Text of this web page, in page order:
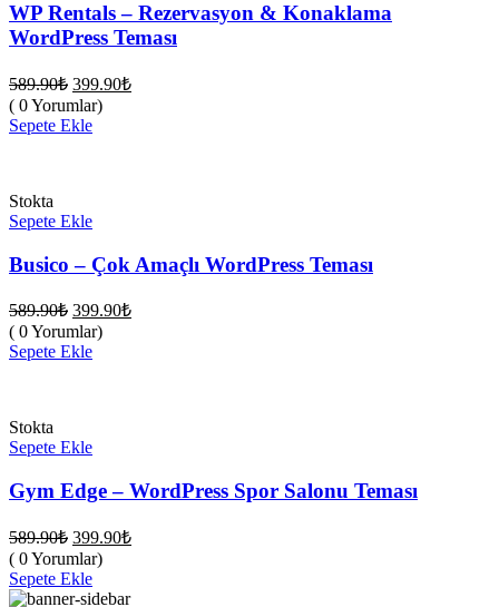
WP Rentals – Rezervasyon & Konaklama
WordPress Teması
589.90₺ Orijinal
fiyat:
589.90₺.
399.90₺Şu
( 0 Yorumlar)
Sepete Ekle
Stokta
Sepete Ekle
Busico – Çok Amaçlı WordPress Teması
589.90₺ Orijinal
fiyat:
589.90₺.
399.90₺Şu
( 0 Yorumlar)
Sepete Ekle
Stokta
Sepete Ekle
Gym Edge – WordPress Spor Salonu Teması
589.90₺ Orijinal
fiyat:
589.90₺.
399.90₺Şu
399.90₺.
( 0 Yorumlar)
Sepete Ekle